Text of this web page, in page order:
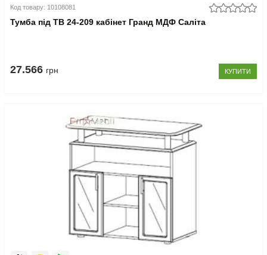
Код товару: 10108081
Тумба під ТВ 24-209 кабінет Гранд МДФ Саліта
27.566 грн КУПИТИ